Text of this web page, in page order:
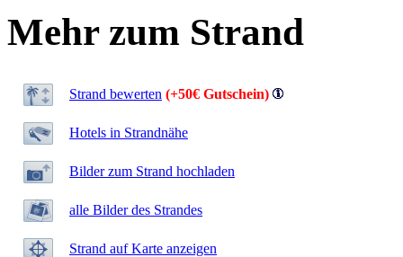
Mehr zum Strand
Strand bewerten (+50€ Gutschein)
Hotels in Strandnähe
Bilder zum Strand hochladen
alle Bilder des Strandes
Strand auf Karte anzeigen